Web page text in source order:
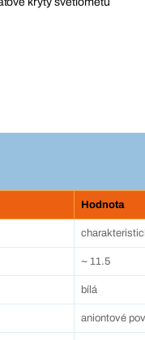
Hodnota
~ 11.5
bílá
aniontové